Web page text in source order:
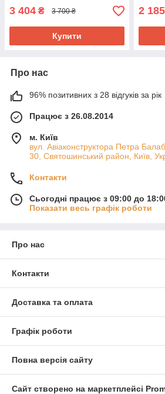
3 404 ₴ 3 700 ₴
Купити
2 185
Про нас
96% позитивних з 28 відгуків за рік
Працює з 26.08.2014
м. Київ
вул. Авіаконструктора Петра
30, Святошинський район, Київ,
Контакти
Сьогодні працює з 09:00 до
Показати весь графік роботи
Про нас
Контакти
Доставка та оплата
Графік роботи
Повна версія сайту
Сайт створено на маркетплейсі